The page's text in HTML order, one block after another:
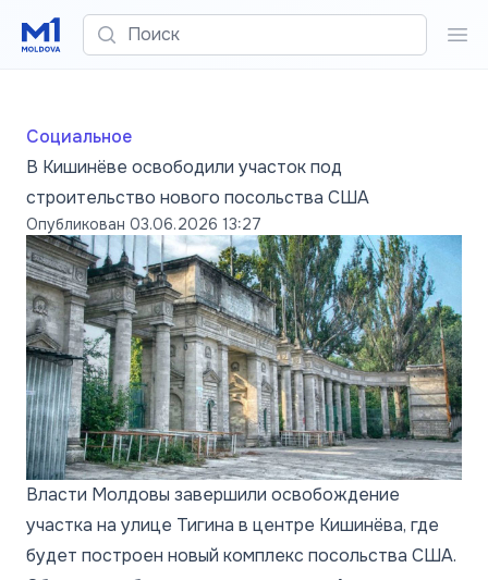
Поиск
Социальное
В Кишинёве освободили участок под
строительство нового посольства США
Опубликован 03.06.2026 13:27
Власти Молдовы завершили освобождение
участка на улице Тигина в центре Кишинёва, где
будет построен новый комплекс посольства США.